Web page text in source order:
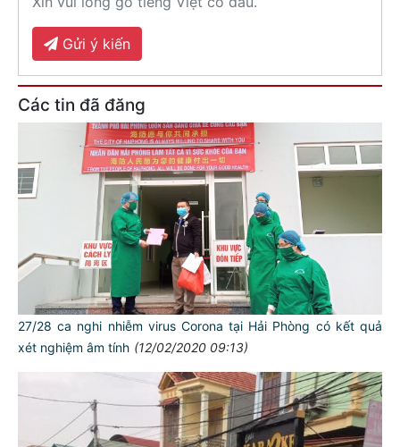
Gửi ý kiến
Các tin đã đăng
27/28 ca nghi nhiễm virus Corona tại Hải Phòng có kết quả
xét nghiệm âm tính (12/02/2020 09:13)